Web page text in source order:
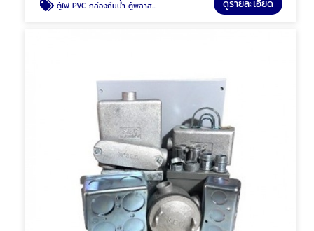
ตู้ไฟ PVC กล่องกันน้ำ ตู้พลาสติก Mos พัทยา ชลบุรี ดูรายละเอียด